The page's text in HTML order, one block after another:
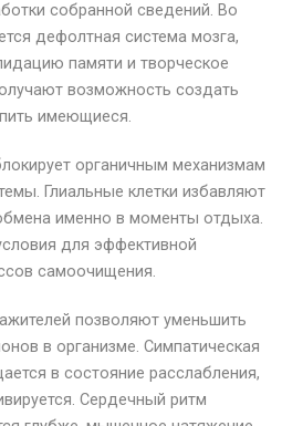
собранной сведений. Во
дефолтная система мозга,
памяти и творческое
возможность создать
имеющиеся.
органичным механизмам
Глиальные клетки избавляют
именно в моменты отдыха.
для эффективной
самоочищения.
позволяют уменьшить
в организме. Симпатическая
в состояние расслабления,
Сердечный ритм